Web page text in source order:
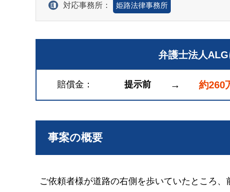
対応事務所： 姫路法律事務所
弁護士法人
賠償金 提示前 → 約260
事案の概要
ご依頼者様が道路の右側を歩いていたところ